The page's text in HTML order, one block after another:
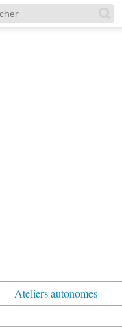
Ateliers autonomes